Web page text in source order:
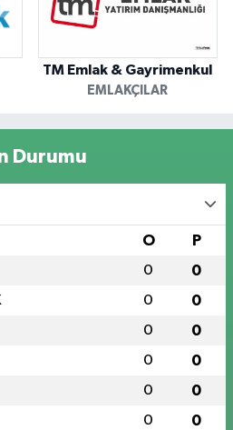
TM Emlak & Gayrimenkul
EMLAKÇILAR
Durumu
O P
0 0
0 0
0 0
0 0
0 0
0 0